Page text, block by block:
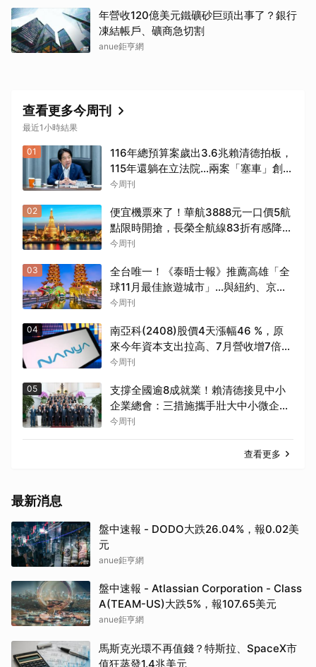
年營收120億美元鐵礦砂巨頭出事了？銀行
凍結帳戶、礦商急切割
anue鉅亨網
查看更多今周刊
最近1小時結果
01
116年總預算案歲出3.6兆賴清德拍板，
115年還躺在立法院…兩案「塞車」創憲
政首例如何解決？
今周刊
02
便宜機票來了！華航3888元一口價5航
點限時開搶，長榮全航線83折有感降
價…燃油稅8/9調漲早買早省
今周刊
03
全台唯一！《泰晤士報》推薦高雄「全
球11月最佳旅遊城市」…與紐約、京
都、佛羅倫斯共同入榜，理由曝光
今周刊
04
南亞科(2408)股價4天漲幅46 %，原
來今年資本支出拉高、7月營收增7倍破
表！蓋廠買設備最新營運目標曝光
今周刊
05
支撐全國逾8成就業！賴清德接見中小
企業總會：三措施攜手壯大中小微企
業，打造韌性台灣經濟
今周刊
查看更多
最新消息
盤中速報 - DODO大跌26.04%，報0.02美
元
anue鉅亨網
盤中速報 - Atlassian Corporation - Class
A(TEAM-US)大跌5%，報107.65美元
anue鉅亨網
馬斯克光環不再值錢？特斯拉、SpaceX市
值狂蒸發1.4兆美元